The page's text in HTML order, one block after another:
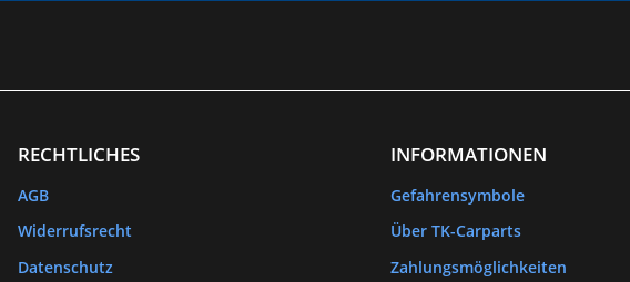
RECHTLICHES
AGB
Widerrufsrecht
Datenschutz
INFORMATIONEN
Gefahrensymbole
Über TK-Carparts
Zahlungsmöglichkeiten